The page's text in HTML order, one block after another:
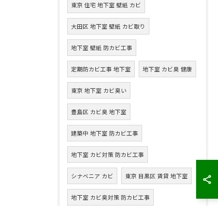
東京 住宅 地下室 壁紙 カビ
大田区 地下室 壁紙 カビ取り
地下室 壁紙 防カビ工事
定期防カビ工事 地下室 地下室 カビ臭 健康
東京 地下室 カビ臭い
豊島区 カビ臭 地下室
建築中 地下室 防カビ工事
地下室 カビ対策 防カビ工事
シナベニア カビ 東京 目黒区 賃貸 地下室
地下室 カビ臭対策 防カビ工事